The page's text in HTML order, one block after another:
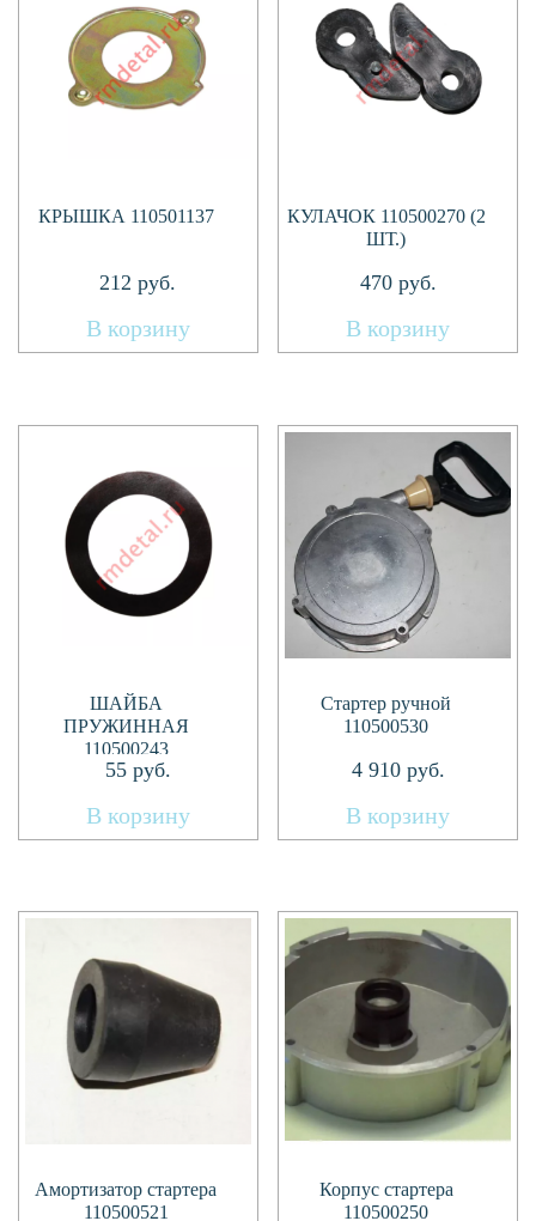
КРЫШКА 110501137
212 руб.
В корзину
КУЛАЧОК 110500270 (2
ШТ.)
470руб.
В корзину
ШАЙБА
ПРУЖИННАЯ
110500243
55руб.
В корзину
Стартер ручной
110500530
4 910руб.
В корзину
Амортизатор стартера
110500521
Корпус стартера
110500250